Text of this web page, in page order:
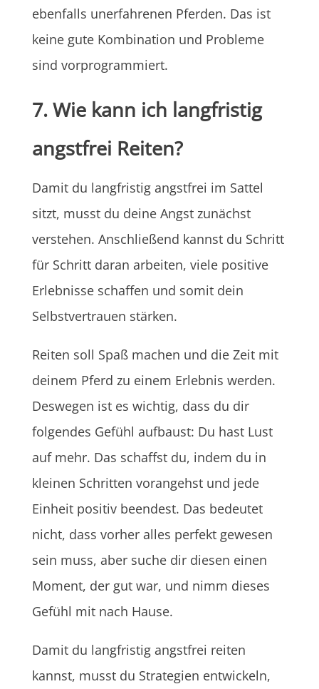
ebenfalls unerfahrenen Pferden. Das ist
keine gute Kombination und Probleme
sind vorprogrammiert.
7. Wie kann ich langfristig
angstfrei Reiten?
Damit du langfristig angstfrei im Sattel
sitzt, musst du deine Angst zunächst
verstehen. Anschließend kannst du Schritt
für Schritt daran arbeiten, viele positive
Erlebnisse schaffen und somit dein
Selbstvertrauen stärken.
Reiten soll Spaß machen und die Zeit mit
deinem Pferd zu einem Erlebnis werden.
Deswegen ist es wichtig, dass du dir
folgendes Gefühl aufbaust: Du hast Lust
auf mehr. Das schaffst du, indem du in
kleinen Schritten vorangehst und jede
Einheit positiv beendest. Das bedeutet
nicht, dass vorher alles perfekt gewesen
sein muss, aber suche dir diesen einen
Moment, der gut war, und nimm dieses
Gefühl mit nach Hause.
Damit du langfristig angstfrei reiten
kannst, musst du Strategien entwickeln,